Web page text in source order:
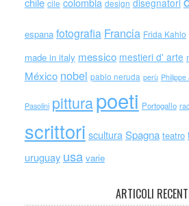
cile design
espana fotografia Francia Frida Kahlo
made in italy messico mestieri d' arte
México nobel pablo neruda perù Philippe
Pasolini pitturapoeti Portogallo
scrittori scultura Spagna teatro
uruguay usa varie
ARTICOLI